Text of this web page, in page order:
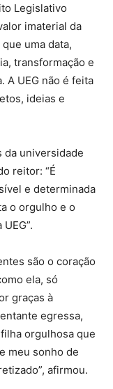
Legislativo
imaterial da
uma data,
transformação e
A UEG não é feita
ideias e
da universidade
reitor: “É
e determinada
o orgulho e o
são o coração
ela, só
graças à
egressa,
orgulhosa que
meu sonho de
afirmou.